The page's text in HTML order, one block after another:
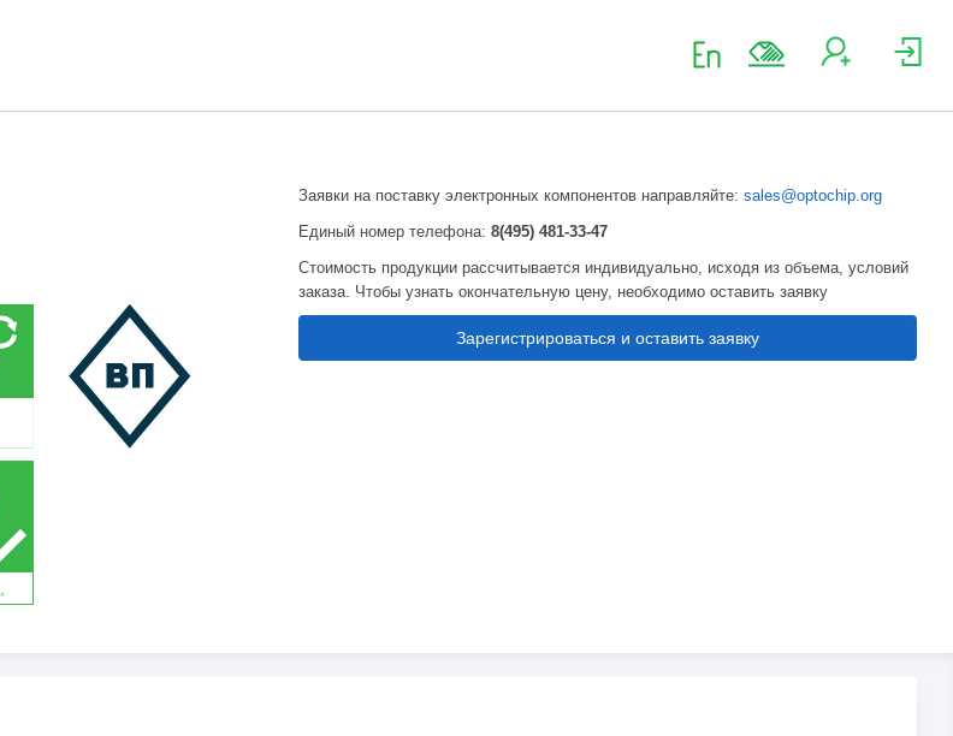
Заявки на поставку электронных компонентов направляйте:sales@optochip.org
Единый номер телефона:8(495) 481-33-47
Стоимость продукции рассчитывается индивидуально, исходя из объема, условий
заказа. Чтобы узнать окончательную цену, необходимо оставить заявку
Зарегистрироваться и оставить заявку